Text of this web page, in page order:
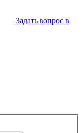
Задать вопрос в